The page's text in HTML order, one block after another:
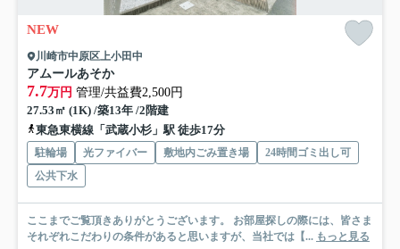
NEW
川崎市中原区上小田中
アムールあそか
7.7万円 管理/共益費2,500円
27.53㎡ (1K) /築13年 /2階建
東急東横線「武蔵小杉」駅 徒歩17分
駐輪場 光ファイバー 敷地内ごみ置き場
24時間ゴミ出し可
公共下水
ここまでご覧頂きありがとうございます。 お部屋探しの際には、皆さま
それぞれこだわりの条件があると思いますが、当社では【... もっと見る